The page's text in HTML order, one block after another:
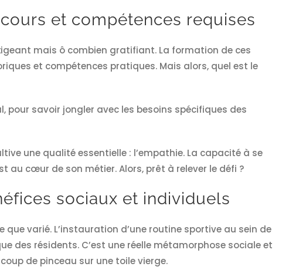
et compétences requises
mais ô combien gratifiant. La formation de ces
et compétences pratiques. Mais alors, quel est le
pour savoir jongler avec les besoins spécifiques des
une qualité essentielle : l’empathie. La capacité à se
au cœur de son métier. Alors, prêt à relever le défi ?
sociaux et individuels
varié. L’instauration d’une routine sportive au sein de
des résidents. C’est une réelle métamorphose sociale et
de pinceau sur une toile vierge.